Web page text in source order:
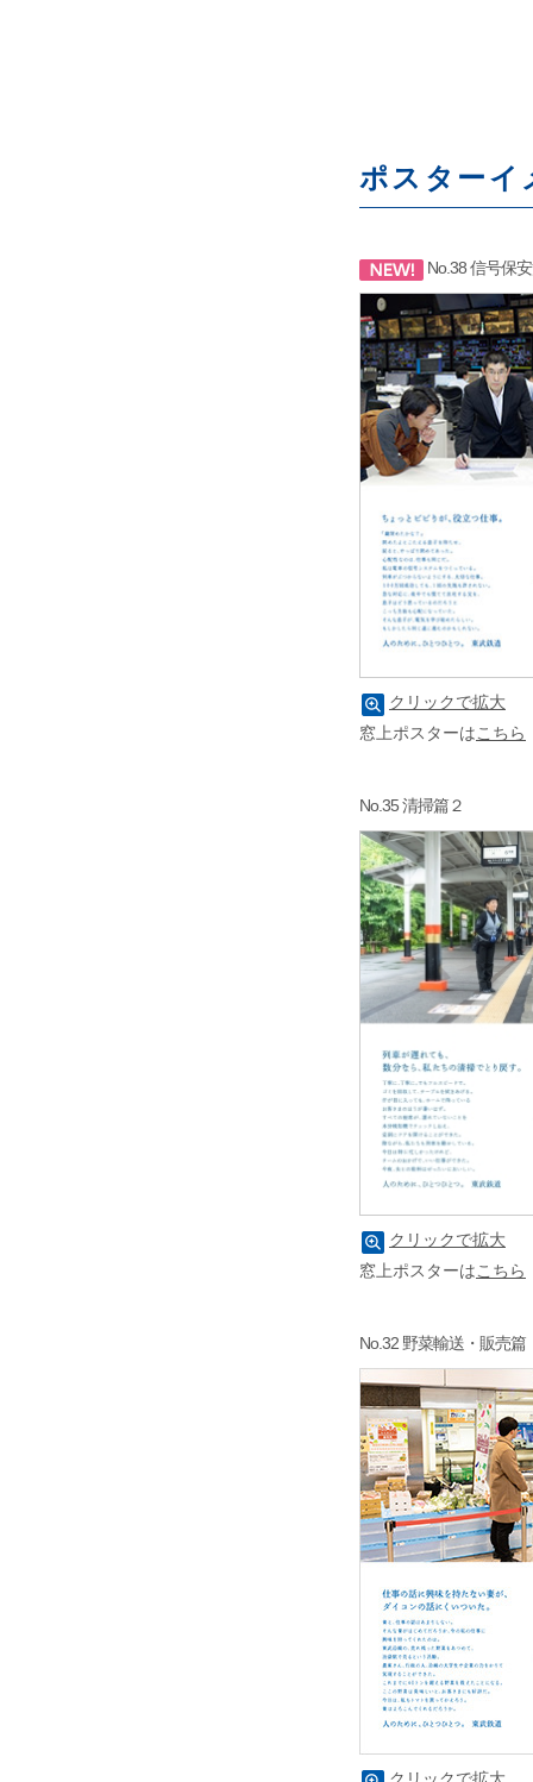
ポスターイ
No.38 信号保
クリックで拡大
窓上ポスターはこちら
No.35 清掃篇２
クリックで拡大
窓上ポスターはこちら
No.32 野菜輸送・販売篇